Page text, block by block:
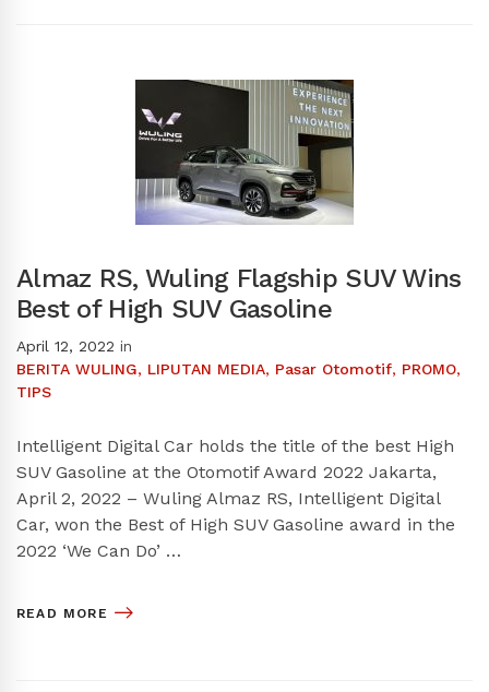
Almaz RS, Wuling Flagship SUV Wins
Best of High SUV Gasoline
April 12, 2022 in
BERITA WULING, LIPUTAN MEDIA, Pasar Otomotif, PROMO,
TIPS
Intelligent Digital Car holds the title of the best High
SUV Gasoline at the Otomotif Award 2022 Jakarta,
April 2, 2022 – Wuling Almaz RS, Intelligent Digital
Car, won the Best of High SUV Gasoline award in the
2022 ‘We Can Do’ …
READ MORE